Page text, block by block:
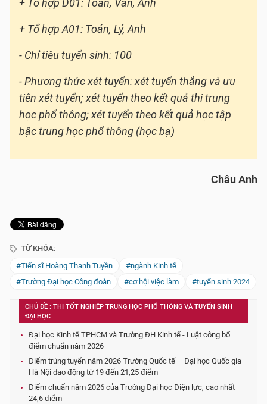
+ Tổ hợp D01: Toán, Văn, Anh
+ Tổ hợp A01: Toán, Lý, Anh
- Chỉ tiêu tuyển sinh: 100
- Phương thức xét tuyển: xét tuyển thẳng và ưu
tiên xét tuyển; xét tuyển theo kết quả thi trung
học phổ thông; xét tuyển theo kết quả học tập
bậc trung học phổ thông (học bạ)
Châu Anh
TỪ KHÓA:
#Tiến sĩ Hoàng Thanh Tuyền
#ngành Kinh tế
#Trường Đại học Công đoàn
#cơ hội việc làm #tuyển sinh 2024
CHỦ ĐỀ : THI TỐT NGHIỆP TRUNG HỌC PHỔ THÔNG VÀ TUYỂN SINH
ĐẠI HỌC
Đại học Kinh tế TPHCM và Trường ĐH Kinh tế - Luật công bố
điểm chuẩn năm 2026
Điểm trúng tuyển năm 2026 Trường Quốc tế – Đại học Quốc gia
Hà Nội dao động từ 19 đến 21,25 điểm
Điểm chuẩn năm 2026 của Trường Đại học Điện lực, cao nhất
24,6 điểm